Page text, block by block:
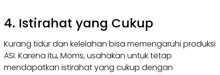
4. Istirahat yang Cukup
Kurang tidur dan kelelahan bisa memengaruhi produksi
ASI. Karena itu, Moms, usahakan untuk tetap
mendapatkan istirahat yang cukup dengan